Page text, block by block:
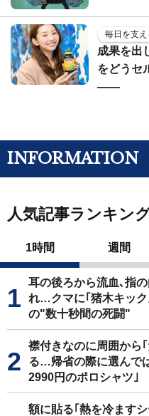
毎日を支
成果を出
をどうセ
——
INFORMATION
人気記事ランキン
1時間 週間
耳の後ろから流血､指
れ…クマに｢猪木キッ
の"数十秒間の死闘"
襟付きなのに周囲から
る…帰省の際に選んで
2990円のポロシャツ｣
額に貼る｢熱を冷ます